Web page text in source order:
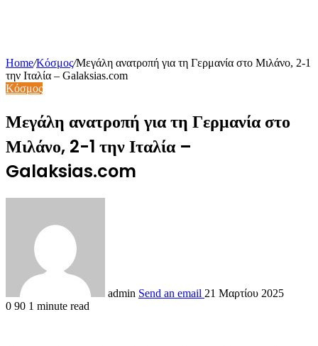
Home/Κόσμος/Μεγάλη ανατροπή για τη Γερμανία στο Μιλάνο, 2-1
την Ιταλία – Galaksias.com
Κόσμος
Μεγάλη ανατροπή για τη Γερμανία στο
Μιλάνο, 2-1 την Ιταλία –
Galaksias.com
admin Send an email 21 Μαρτίου 2025
0 90 1 minute read